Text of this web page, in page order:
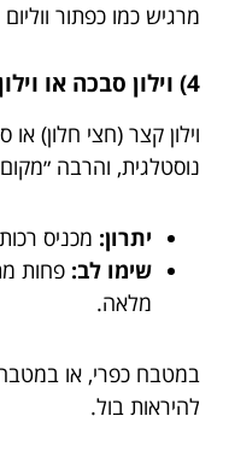
מרגיש כמו כפתור
4) וילון סבכה או וילון קצר – הקליל עם קריצה
וילון קצר (חצי חלון)
נוסטלגית, והרבה
יתרון: מכניס
שימו לב: פחות
מלאה.
במטבח כפרי, או
להיראות בול.